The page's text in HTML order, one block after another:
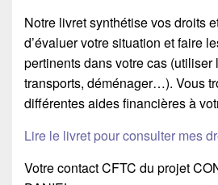
Notre livret synthétise vos droits
d’évaluer votre situation et faire
pertinents dans votre cas (utiliser
transports, déménager…). Vous
différentes aides financières à
Lire le livret pour consulter mes
Votre contact CFTC du projet